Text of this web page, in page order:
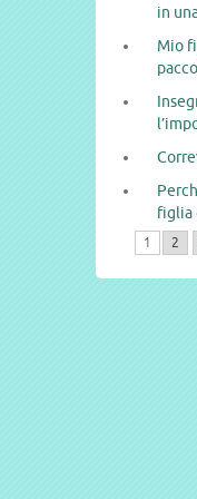
in
Mio
figlia
1 2